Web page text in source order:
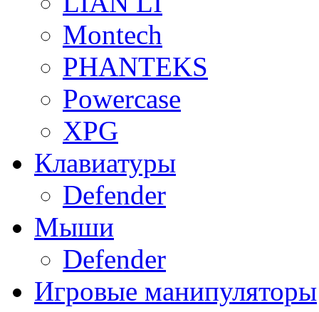
Montech
PHANTEKS
Powercase
XPG
Клавиатуры
Defender
Мыши
Defender
Игровые манипуляторы